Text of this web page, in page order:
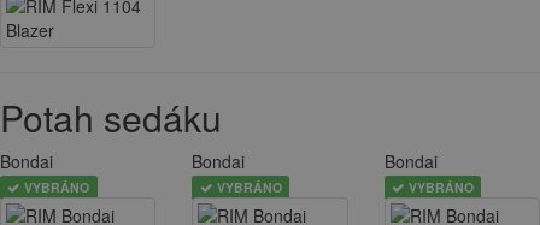
Potah sedáku
Bondai
VYBRÁNO
Bondai
VYBRÁNO
Bondai
VYBRÁNO